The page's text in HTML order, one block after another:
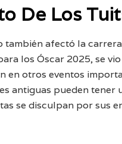
De Los
también afectó la
los Óscar 2025, se
en otros eventos
antiguas pueden
se disculpan por sus